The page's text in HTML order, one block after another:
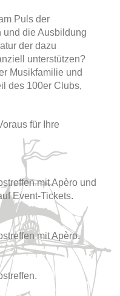
Puls der
die Ausbildung
der dazu
unterstützen?
Musikfamilie und
des 100er Clubs,
für Ihre
mit Apèro und
Event-Tickets.
mit Apèro.